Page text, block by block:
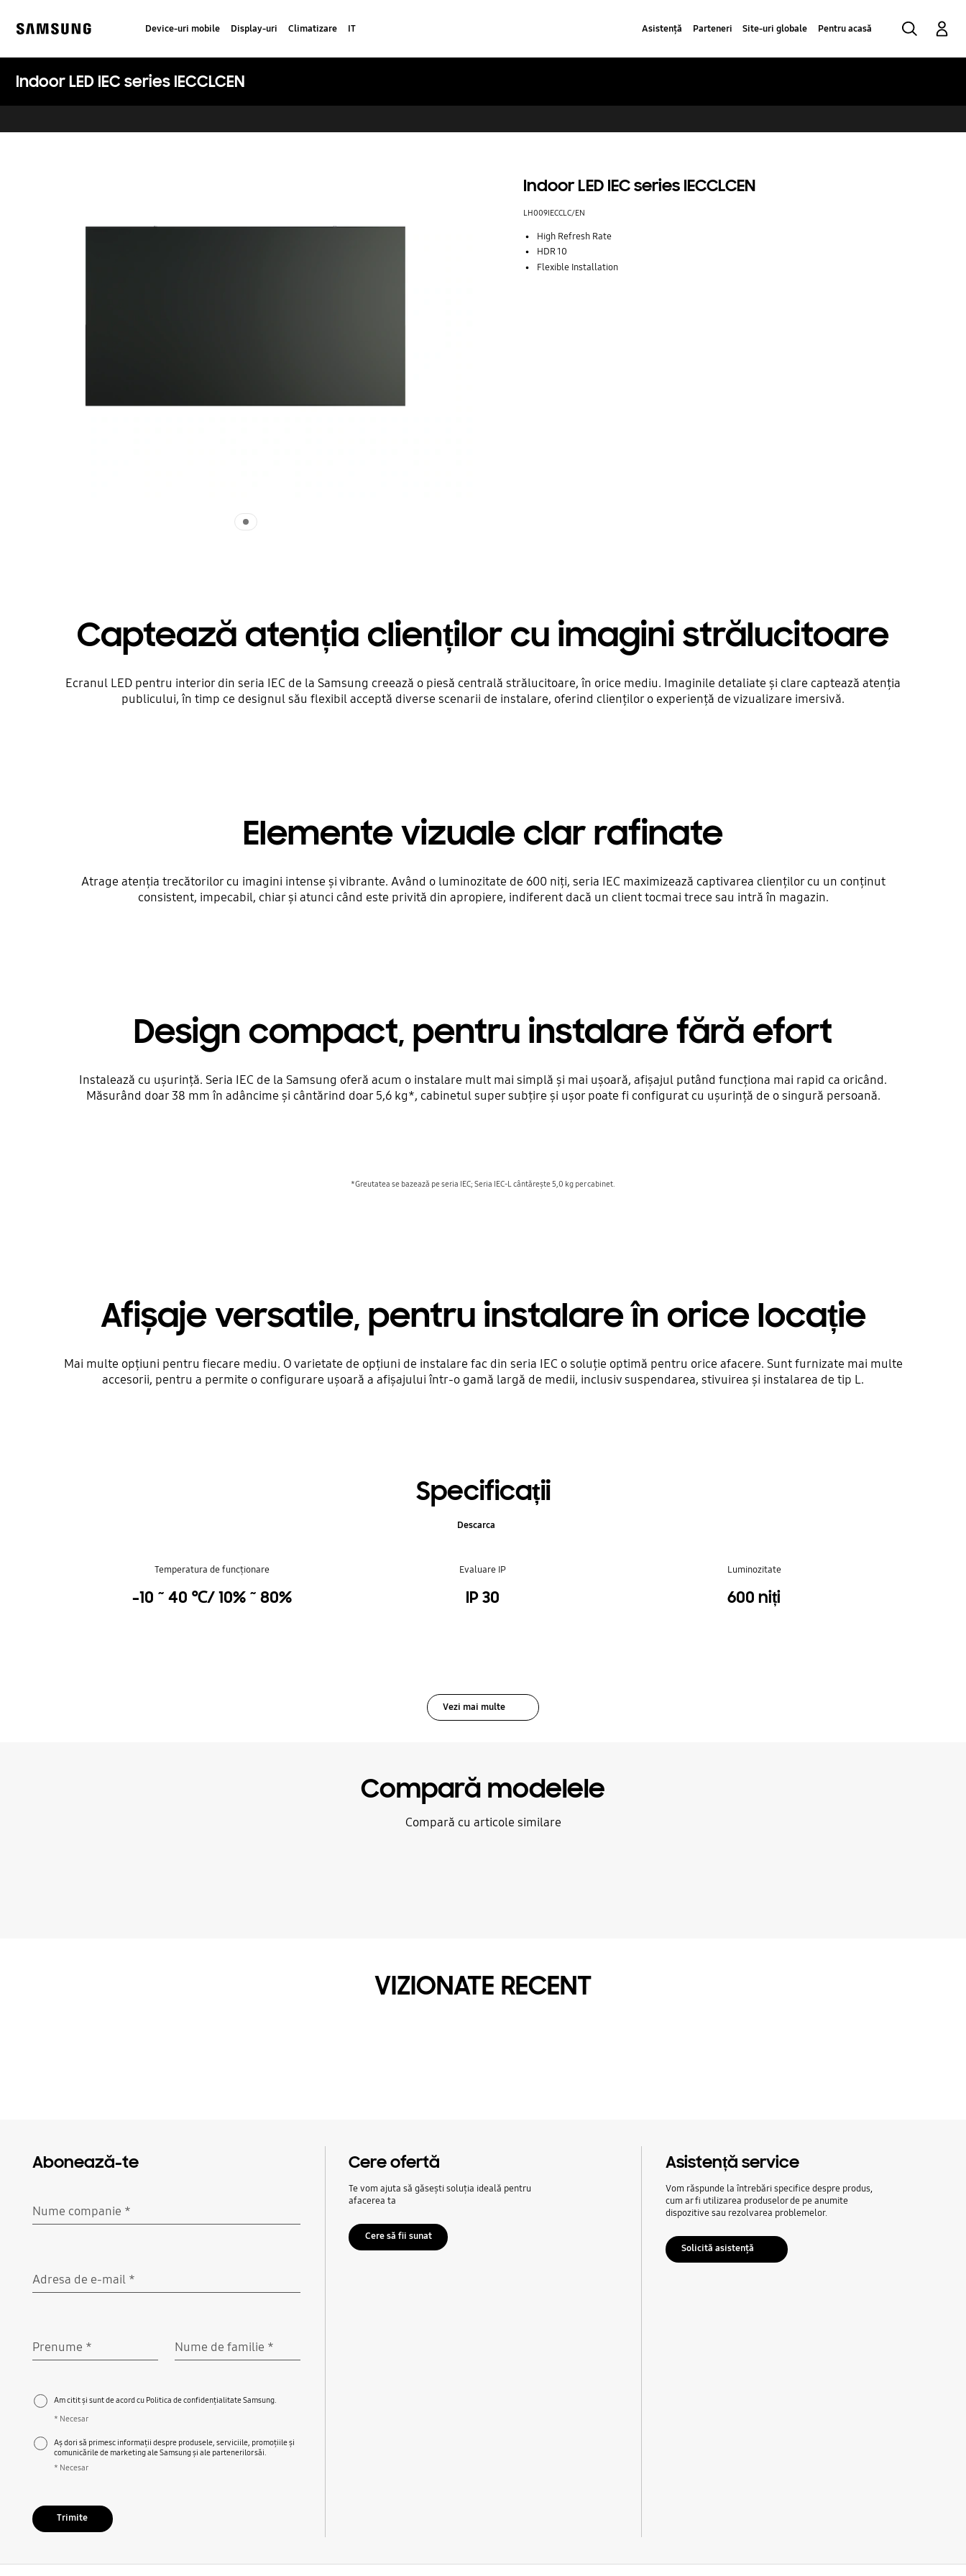
content
Device-uri mobile Display-uri Climatizare IT Asistență Parteneri Site-uri globale Pentru acasă
Indoor LED IEC series IECCLCEN
Indoor LED IEC series IECCLCEN
LH009IECCLC/EN
High Refresh Rate
HDR 10
Flexible Installation
Captează atenția clienților cu imagini strălucitoare
Ecranul LED pentru interior din seria IEC de la Samsung creează o piesă centrală strălucitoare, în orice mediu. Imaginile detaliate și clare captează atenția
publicului, în timp ce designul său flexibil acceptă diverse scenarii de instalare, oferind clienților o experiență de vizualizare imersivă.
Elemente vizuale clar rafinate
Atrage atenția trecătorilor cu imagini intense și vibrante. Având o luminozitate de 600 niți, seria IEC maximizează captivarea clienților cu un conținut
consistent, impecabil, chiar și atunci când este privită din apropiere, indiferent dacă un client tocmai trece sau intră în magazin.
Design compact, pentru instalare fără efort
Instalează cu ușurință. Seria IEC de la Samsung oferă acum o instalare mult mai simplă și mai ușoară, afișajul putând funcționa mai rapid ca oricând.
Măsurând doar 38 mm în adâncime și cântărind doar 5,6 kg*, cabinetul super subțire și ușor poate fi configurat cu ușurință de o singură persoană.
*Greutatea se bazează pe seria IEC; Seria IEC-L cântărește 5,0 kg per cabinet.
Afișaje versatile, pentru instalare în orice locație
Mai multe opțiuni pentru fiecare mediu. O varietate de opțiuni de instalare fac din seria IEC o soluție optimă pentru orice afacere. Sunt furnizate mai multe
accesorii, pentru a permite o configurare ușoară a afișajului într-o gamă largă de medii, inclusiv suspendarea, stivuirea și instalarea de tip L.
Specificații
Descarca
Temperatura de funcționare
-10 ~ 40 ℃/ 10% ~ 80%
Evaluare IP
IP 30
Luminozitate
600 niți
Vezi mai multe
Compară modelele
Compară cu articole similare
VIZIONATE RECENT
Abonează-te
Nume companie *
Adresa de e-mail *
Prenume * Nume de familie *
Am citit și sunt de acord cu Politica de confidențialitate Samsung.
* Necesar
Aș dori să primesc informații despre produsele, serviciile, promoțiile și
comunicările de marketing ale Samsung și ale partenerilor săi.
* Necesar
Trimite
Cere ofertă
Te vom ajuta să găsești soluția ideală pentru
afacerea ta
Cere să fii sunat
Asistență service
Vom răspunde la întrebări specifice despre produs,
cum ar fi utilizarea produselor de pe anumite
dispozitive sau rezolvarea problemelor.
Solicită asistență